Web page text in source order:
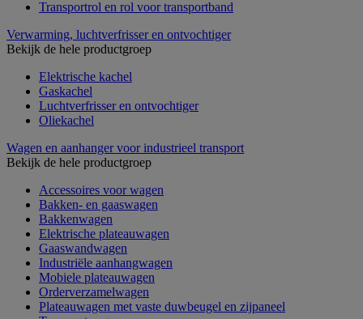
Transportrol en rol voor transportband
Verwarming, luchtverfrisser en ontvochtiger
Bekijk de hele productgroep
Elektrische kachel
Gaskachel
Luchtverfrisser en ontvochtiger
Oliekachel
Wagen en aanhanger voor industrieel transport
Bekijk de hele productgroep
Accessoires voor wagen
Bakken- en gaaswagen
Bakkenwagen
Elektrische plateauwagen
Gaaswandwagen
Industriële aanhangwagen
Mobiele plateauwagen
Orderverzamelwagen
Plateauwagen met vaste duwbeugel en zijpaneel